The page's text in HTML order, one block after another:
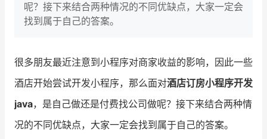
智库 产品场景库
行业洞察
品牌消费观 行业报告
呢？接下来结合两种情况的不同优缺点，大家一定会
找到属于自己的答案。
很多朋友最近注意到小程序对商家收益的影响，因此一些
酒店开始尝试开发小程序，那么面对酒店订房小程序开发
java，是自己做还是付费找公司做呢？接下来结合两种情
况的不同优缺点，大家一定会找到属于自己的答案。